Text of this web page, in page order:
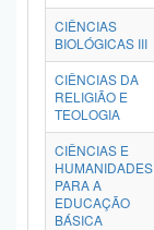
CIÊNCIAS
BIOLÓGICAS III
CIÊNCIAS DA
RELIGIÃO E
TEOLOGIA
CIÊNCIAS E
HUMANIDADES
PARA A
EDUCAÇÃO
BÁSICA